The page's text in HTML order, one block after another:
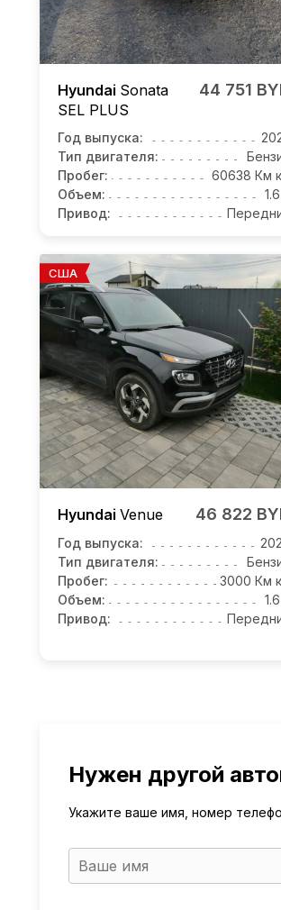
Hyundai Sonata
SEL PLUS
44 751
Год выпуска:
Тип двигателя:
Пробег:
60638 Км
Объем:
Привод:
США
Hyundai Venue 46 822
Год выпуска:
Тип двигателя:
Пробег:
3000 Км
Объем:
Привод:
Нужен другой
Укажите ваше имя, номер